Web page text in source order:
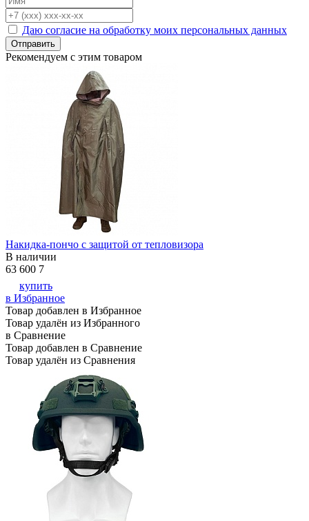
Даю согласие на обработку моих персональных данных
Отправить
Рекомендуем с этим товаром
Накидка-пончо с защитой от тепловизора
В наличии
63 600 7
купить
в Избранное
Товар добавлен в Избранное
Товар удалён из Избранного
в Сравнение
Товар добавлен в Сравнение
Товар удалён из Сравнения